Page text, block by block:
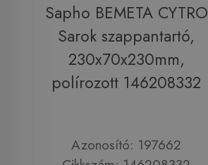
Sapho BEMETA CYTRO
Sarok szappantartó,
230x70x230mm,
polírozott 146208332
Azonosító: 197662